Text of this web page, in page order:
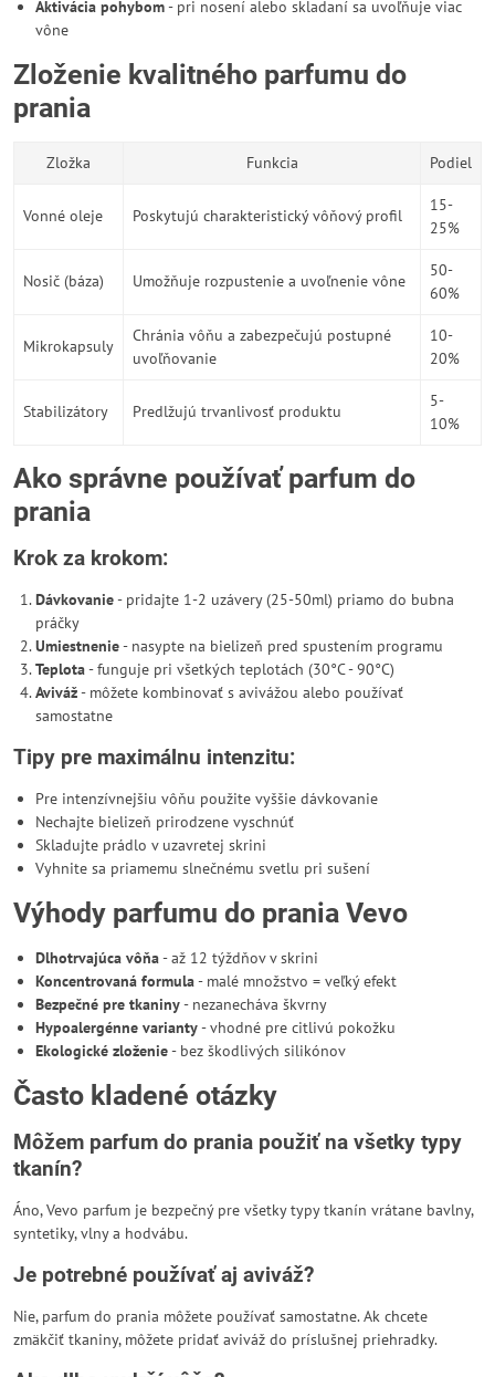
Aktivácia pohybom- pri nosení alebo skladaní sa uvoľňuje viac
vône
Zloženie kvalitného parfumu do
prania
Zložka Funkcia Podiel
Vonné oleje Poskytujú charakteristický vôňový profil
15-
25%
Nosič (báza) Umožňuje rozpustenie a uvoľnenie vône
50-
60%
Mikrokapsuly
Chránia vôňu a zabezpečujú postupné
uvoľňovanie
10-
20%
Stabilizátory Predlžujú trvanlivosť produktu
5-
10%
Ako správne používať parfum do
prania
Krok za krokom:
Dávkovanie- pridajte 1-2 uzávery (25-50ml) priamo do bubna
práčky
Umiestnenie- nasypte na bielizeň pred spustením programu
Teplota- funguje pri všetkých teplotách (30°C - 90°C)
Aviváž- môžete kombinovať s avivážou alebo používať
samostatne
Tipy pre maximálnu intenzitu:
Pre intenzívnejšiu vôňu použite vyššie dávkovanie
Nechajte bielizeň prirodzene vyschnúť
Skladujte prádlo v uzavretej skrini
Vyhnite sa priamemu slnečnému svetlu pri sušení
Výhody parfumu do prania Vevo
Dlhotrvajúca vôňa- až 12 týždňov v skrini
Koncentrovaná formula- malé množstvo = veľký efekt
Bezpečné pre tkaniny- nezanecháva škvrny
Hypoalergénne varianty- vhodné pre citlivú pokožku
Ekologické zloženie- bez škodlivých silikónov
Často kladené otázky
Môžem parfum do prania použiť na všetky typy
tkanín?
Áno, Vevo parfum je bezpečný pre všetky typy tkanín vrátane bavlny,
syntetiky, vlny a hodvábu.
Je potrebné používať aj aviváž?
Nie, parfum do prania môžete používať samostatne. Ak chcete
zmäkčiť tkaniny, môžete pridať aviváž do príslušnej priehradky.